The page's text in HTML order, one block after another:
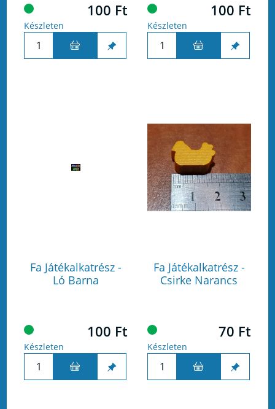
100 Ft
Készleten
100 Ft
Készleten
Fa Játékalkatrész -
Ló Barna
100 Ft
Készleten
Fa Játékalkatrész -
Csirke Narancs
70 Ft
Készleten